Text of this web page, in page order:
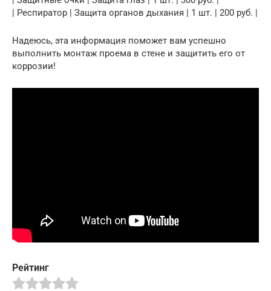
| Респиратор | Защита органов дыхания | 1 шт. | 200 руб. |
Надеюсь, эта информация поможет вам успешно
выполнить монтаж проема в стене и защитить его от
коррозии!
Рейтинг